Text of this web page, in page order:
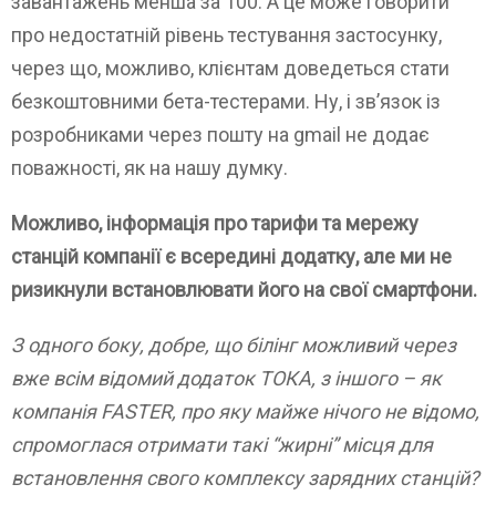
про недостатній рівень тестування застосунку,
через що, можливо, клієнтам доведеться стати
безкоштовними бета-тестерами. Ну, і зв’язок із
розробниками через пошту на gmail не додає
поважності, як на нашу думку.
Можливо, інформація про тарифи та мережу
станцій компанії є всередині додатку, але ми не
ризикнули встановлювати його на свої смартфони.
З одного боку, добре, що білінг можливий через
вже всім відомий додаток ТОКА, з іншого – як
компанія FASTER, про яку майже нічого не відомо,
спромоглася отримати такі “жирні” місця для
встановлення свого комплексу зарядних станцій?